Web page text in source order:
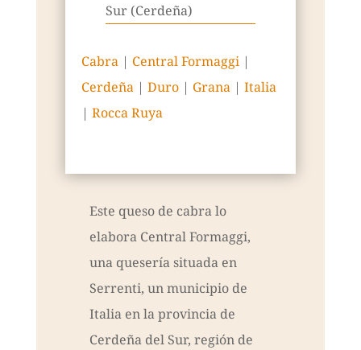
Sur (Cerdeña)
Cabra| Central Formaggi|
Cerdeña| Duro| Grana| Italia
| Rocca Ruya
Este queso de cabra lo
elabora Central Formaggi,
una quesería situada en
Serrenti, un municipio de
Italia en la provincia de
Cerdeña del Sur, región de